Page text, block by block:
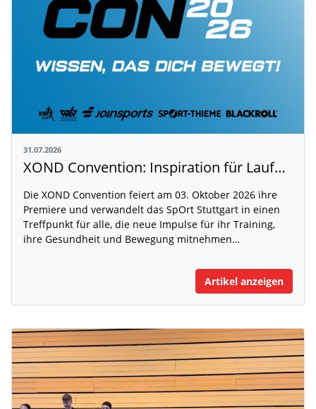
31.07.2026
XOND Convention: Inspiration für Laufen, Fitness und Gesundheit
Die XOND Convention feiert am 03. Oktober 2026 ihre
Premiere und verwandelt das SpOrt Stuttgart in einen
Treffpunkt für alle, die neue Impulse für ihr Training,
ihre Gesundheit und Bewegung mitnehmen…
Artikel anzeigen